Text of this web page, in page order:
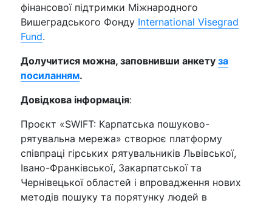
фінансової підтримки Міжнародного
Вишеградського Фонду International Visegrad
Fund.
Долучитися можна, заповнивши анкетуза
посиланням.
Довідкова інформація:
Проєкт «SWIFT: Карпатська пошуково-
рятувальна мережа» створює платформу
співпраці гірських рятувальників Львівської,
Івано-Франківської, Закарпатської та
Чернівецької областей і впровадження нових
методів пошуку та порятунку людей в